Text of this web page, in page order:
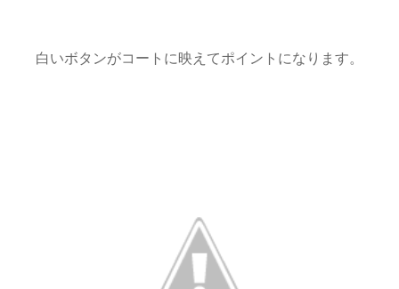
白いボタンがコートに映えてポイントになります。